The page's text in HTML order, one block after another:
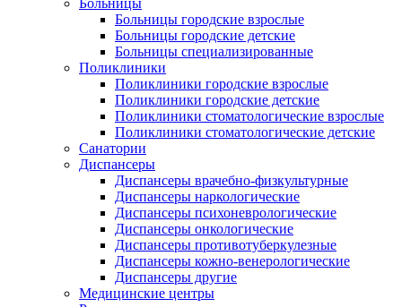
Больницы
Больницы городские взрослые
Больницы городские детские
Больницы специализированные
Поликлиники
Поликлиники городские взрослые
Поликлиники городские детские
Поликлиники стоматологические взрослые
Поликлиники стоматологические детские
Санатории
Диспансеры
Диспансеры врачебно-физкультурные
Диспансеры наркологические
Диспансеры психоневрологические
Диспансеры онкологические
Диспансеры противотуберкулезные
Диспансеры кожно-венерологические
Диспансеры другие
Медицинские центры